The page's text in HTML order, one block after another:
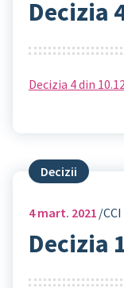
Decizia
Decizia 4 din
Decizii
4mart. 2021
Decizia